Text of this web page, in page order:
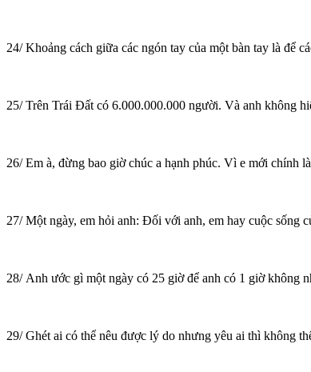
24/ Khoảng cách giữa các ngón tay của một bàn tay là để
25/ Trên Trái Đất có 6.000.000.000 người. Và anh không
26/ Em à, đừng bao giờ chúc a hạnh phúc. Vì e mới chính
27/ Một ngày, em hỏi anh: Đối với anh, em hay cuộc sống
28/ Anh ước gì một ngày có 25 giờ để anh có 1 giờ không
29/ Ghét ai có thể nêu được lý do nhưng yêu ai thì không